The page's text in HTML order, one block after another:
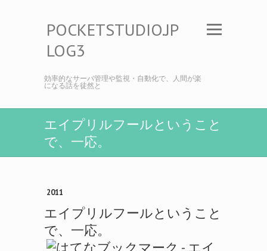
POCKETSTUDIO.JP
LOG3
効率的なサーバ管理や監視・自動化で、人間が楽
になる話を徒然と
エイプリルフールということ
で、一応。
2011
エイプリルフールということ
で、一応。